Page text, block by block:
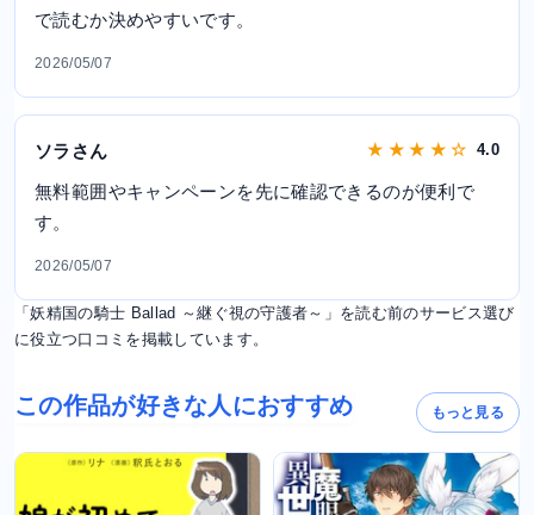
で読むか決めやすいです。
2026/05/07
ソラさん ★ ★ ★ ★ ☆ 4.0
無料範囲やキャンペーンを先に確認できるのが便利で
す。
2026/05/07
「妖精国の騎士 Ballad ～継ぐ視の守護者～」を読む前のサービス選び
に役立つ口コミを掲載しています。
この作品が好きな人におすすめ もっと見る